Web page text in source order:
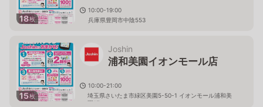
18枚
10:00-19:00
兵庫県豊岡市中陰553
15枚
Joshin
浦和美園イオンモール店
10:00-21:00
埼玉県さいたま市緑区美園5-50-1 イオンモール浦和美
園1F